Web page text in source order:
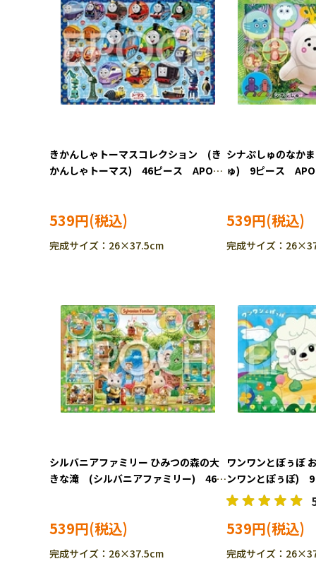
きかんしゃトーマスコレクション (き
かんしゃトーマス) 46ピース APO-
539円
完成サイズ：26×37.5cm
シナぷしゅのなか
ゅ) 9ピース
539円
完成サイズ：
シルバニアファミリー ひみつの森の大
きな滝 (シルバニアファミリー) 46ピ
539円
完成サイズ：26×37.5cm
ワンワンとぽぅぽ
ンワンとぽぅぽ)
294 ［CP-IT］
539円
完成サイズ：